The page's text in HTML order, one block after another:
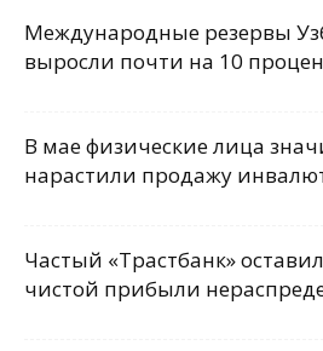
Международные резервы
выросли почти на 10
В мае физические лица
нарастили продажу
Частый «Трастбанк»
чистой прибыли